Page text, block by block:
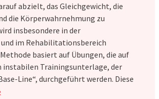
abzielt, das Gleichgewicht, die
die Körperwahrnehmung zu
insbesondere in der
im Rehabilitationsbereich
basiert auf Übungen, die auf
instabilen Trainingsunterlage, der
Line“, durchgeführt werden. Diese